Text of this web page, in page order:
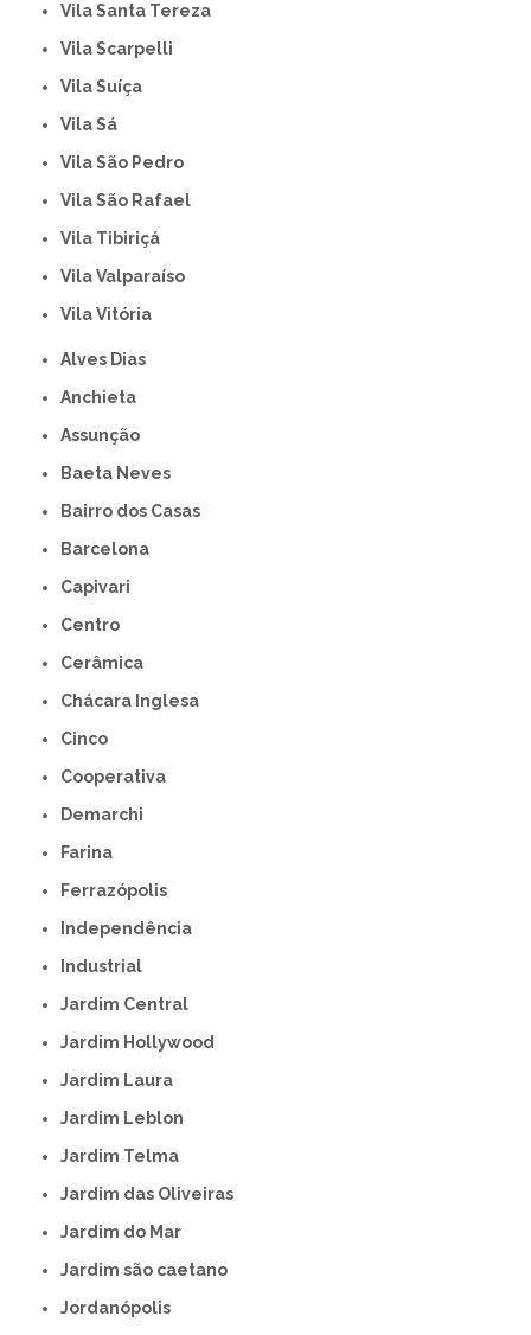
Vila Santa Tereza
Vila Scarpelli
Vila Suíça
Vila Sá
Vila São Pedro
Vila São Rafael
Vila Tibiriçá
Vila Valparaíso
Vila Vitória
Alves Dias
Anchieta
Assunção
Baeta Neves
Bairro dos Casas
Barcelona
Capivari
Centro
Cerâmica
Chácara Inglesa
Cinco
Cooperativa
Demarchi
Farina
Ferrazópolis
Independência
Industrial
Jardim Central
Jardim Hollywood
Jardim Laura
Jardim Leblon
Jardim Telma
Jardim das Oliveiras
Jardim do Mar
Jardim são caetano
Jordanópolis